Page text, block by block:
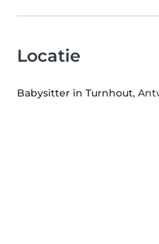
Locatie
Babysitter in Turnhout,